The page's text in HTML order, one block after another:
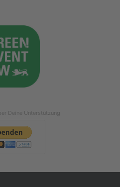
Deine Unterstützung